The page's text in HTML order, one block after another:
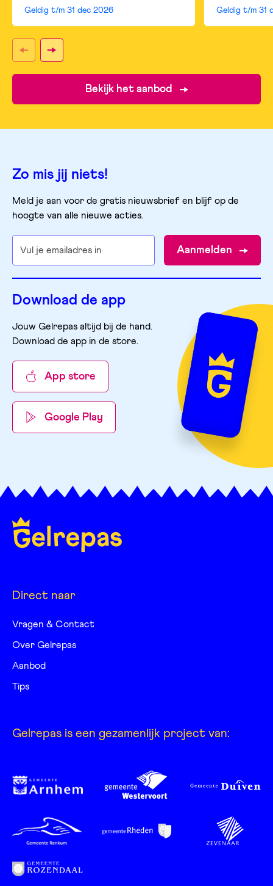
Geldig t/m 31 dec 2026 Geldig t/m 31
Bekijk het aanbod
Zo mis jij niets!
Meld je aan voor de gratis nieuwsbrief en blijf op de
hoogte van alle nieuwe acties.
Aanmelden
Download de app
Jouw Gelrepas altijd bij de hand.
Download de app in de store.
App store
Google Play
Direct naar
Vragen & Contact
Over Gelrepas
Aanbod
Tips
Gelrepas is een gezamenlijk project van: